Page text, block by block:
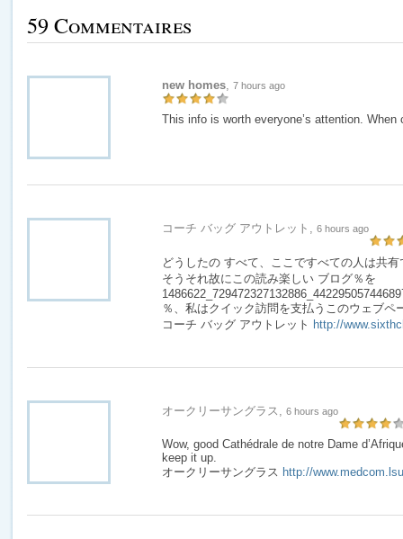
59 Commentaires
new homes, 7 hours ago
This info is worth everyone’s attention. When
コーチ バッグ アウトレット, 6 hours ago
どうしたの すべて、ここですべての人は共
そうそれ故にこの読み楽しい ブログ％を
％、私はクイック訪問を支払うこのウェブペ
コーチ バッグ アウトレット http://
オークリーサングラス, 6 hours ago
Wow, good Cathédrale de notre Dame
keep it up.
オークリーサングラス http://